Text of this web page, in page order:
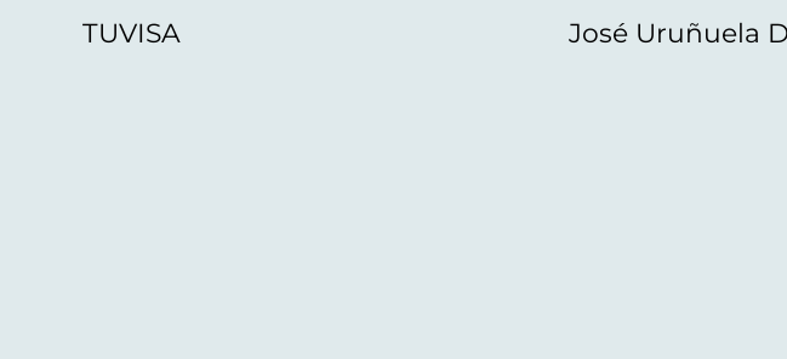
TUVISA
José Uruñuela